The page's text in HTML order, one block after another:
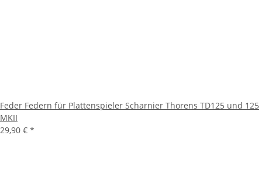
Feder Federn für Plattenspieler Scharnier Thorens TD125 und 125
MKII
29,90 € *